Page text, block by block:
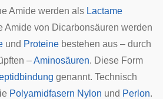
Amide werden als Lactame
Amide von Dicarbonsäuren werden
und Proteine bestehen aus – durch
–Aminosäuren. Diese Form
genannt. Technisch
Polyamidfasern Nylon und Perlon.